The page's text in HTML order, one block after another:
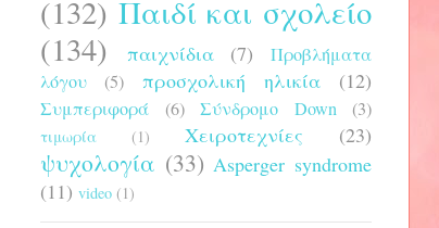
(132) Παιδί και σχολείο
(134)
παιχνίδια (7)
Προβλήματα
λόγου
(5) προσχολική ηλικία (12)
Συμπεριφορά (6) Σύνδρομο Down (3)
τιμωρία (1) Χειροτεχνίες (23)
ψυχολογία (33) Asperger syndrome
(11) video (1)